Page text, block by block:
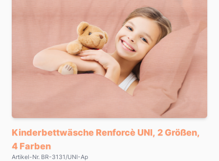
Kinderbettwäsche Renforcè UNI, 2 Größen,
4 Farben
Artikel-Nr. BR-3131/UNI-Ap